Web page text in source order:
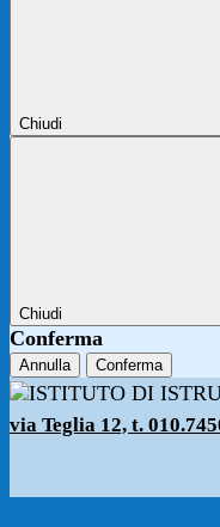
Chiudi
Chiudi
Conferma
Annulla Conferma
via Teglia 12, t.